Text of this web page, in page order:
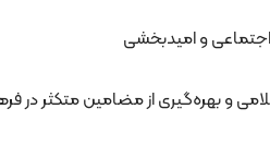
اجتماعی و امیدبخشی
و بهره‌گیری از مضامین متکثر